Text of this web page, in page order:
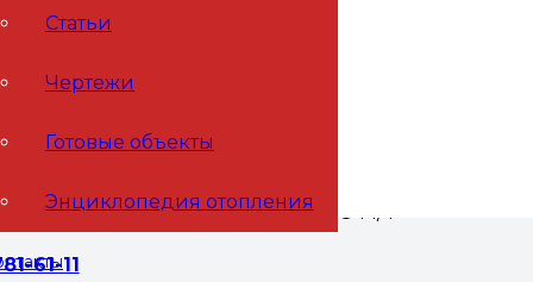
61-11
Статьи
Чертежи
Готовые объекты
Энциклопедия отопления
стали (100
мм)
кВт, 5 контуров G 1'' НР, вход G 1 1/4''